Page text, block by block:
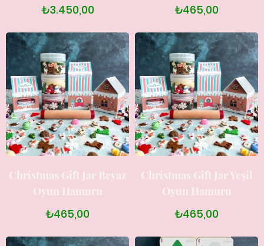
₺3.450,00 ₺465,00
Christmas Gift Jar Beyaz
Oyun Hamuru
₺465,00
Christmas Gift Jar Yeşil
Oyun Hamuru
₺465,00